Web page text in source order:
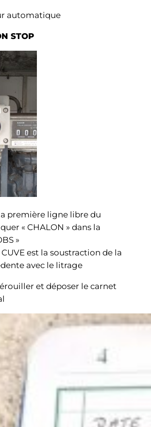
automatique
STOP
première ligne libre du
« CHALON » dans la
»
est la soustraction de la
avec le litrage
et déposer le carnet